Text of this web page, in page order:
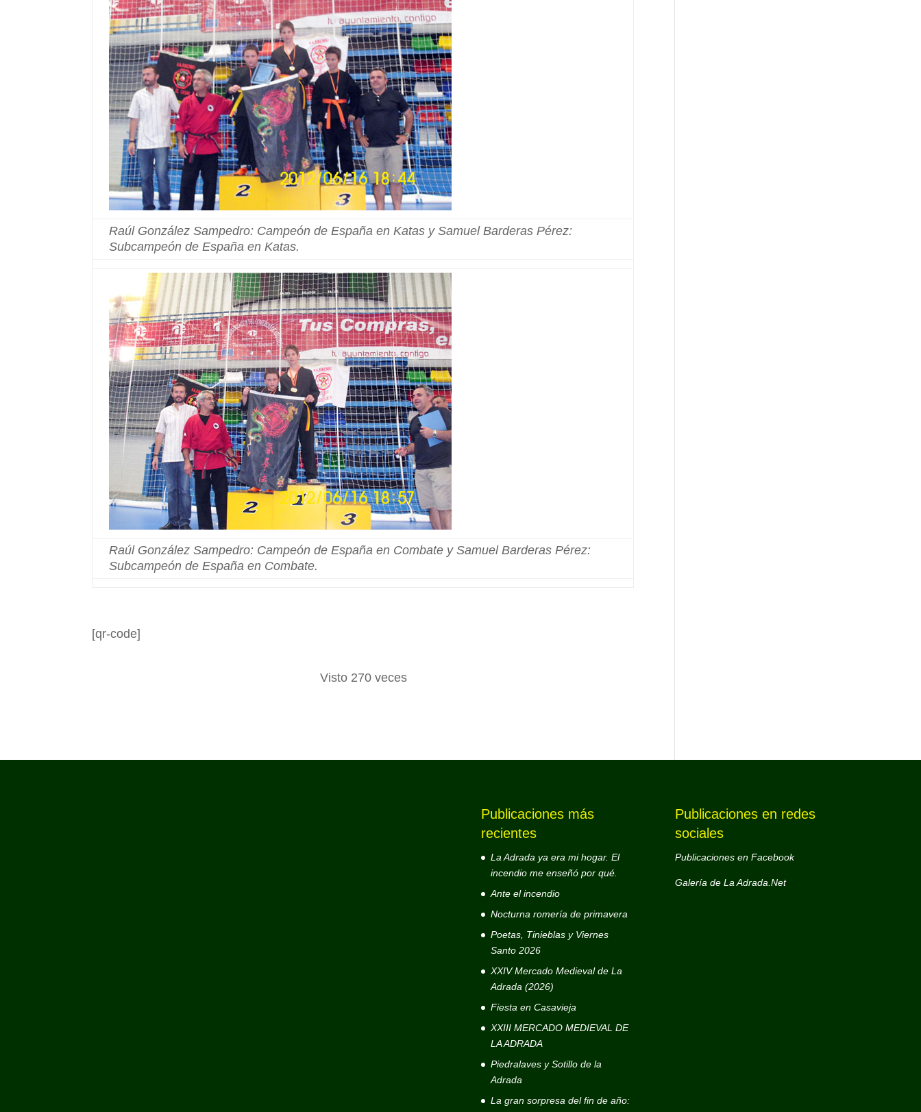
Raúl González Sampedro: Campeón de España en Katas y Samuel Barderas Pérez:
Subcampeón de España en Katas.
Raúl González Sampedro: Campeón de España en Combate y Samuel Barderas Pérez:
Subcampeón de España en Combate.
[qr-code]
Visto 270 veces
Publicaciones más
recientes
La Adrada ya era mi hogar. El
incendio me enseñó por qué.
Ante el incendio
Nocturna romería de primavera
Poetas, Tinieblas y Viernes
Santo 2026
XXIV Mercado Medieval de La
Adrada (2026)
Fiesta en Casavieja
XXIII MERCADO MEDIEVAL DE
LA ADRADA
Piedralaves y Sotillo de la
Adrada
La gran sorpresa del fin de año:
Publicaciones en redes
sociales
Publicaciones en Facebook
Galería de La Adrada.Net